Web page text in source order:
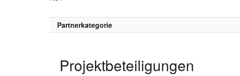
Partnerkategorie
Projektbeteiligungen